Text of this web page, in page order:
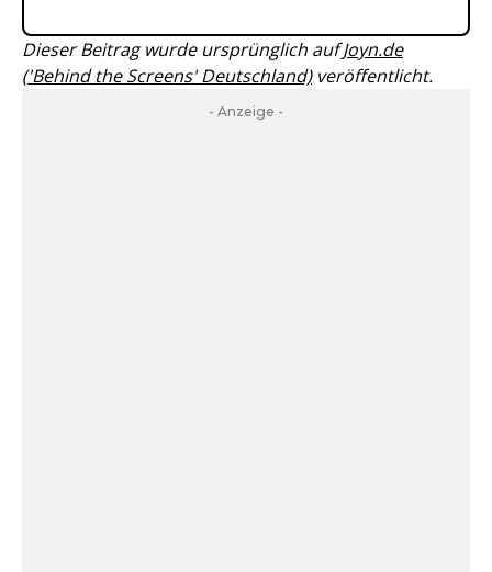
Dieser Beitrag wurde ursprünglich aufJoyn.de
('Behind the Screens' Deutschland)veröffentlicht.
- Anzeige -